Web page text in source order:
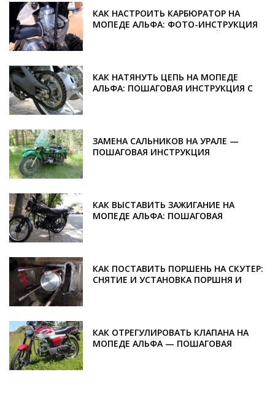
КАК НАСТРОИТЬ КАРБЮРАТОР НА
МОПЕДЕ АЛЬФА: ФОТО-ИНСТРУКЦИЯ
КАК НАТЯНУТЬ ЦЕПЬ НА МОПЕДЕ
АЛЬФА: ПОШАГОВАЯ ИНСТРУКЦИЯ С
ЗАМЕНА САЛЬНИКОВ НА УРАЛЕ —
ПОШАГОВАЯ ИНСТРУКЦИЯ
КАК ВЫСТАВИТЬ ЗАЖИГАНИЕ НА
МОПЕДЕ АЛЬФА: ПОШАГОВАЯ
КАК ПОСТАВИТЬ ПОРШЕНЬ НА СКУТЕР:
СНЯТИЕ И УСТАНОВКА ПОРШНЯ И
КАК ОТРЕГУЛИРОВАТЬ КЛАПАНА НА
МОПЕДЕ АЛЬФА — ПОШАГОВАЯ